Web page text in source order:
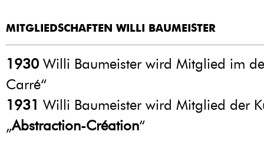
MITGLIEDSCHAFTEN WILLI BAUMEISTER
1930 Willi Baumeister wird Mitglied im
Carré“
1931 Willi Baumeister wird Mitglied der
„Abstraction-Création“